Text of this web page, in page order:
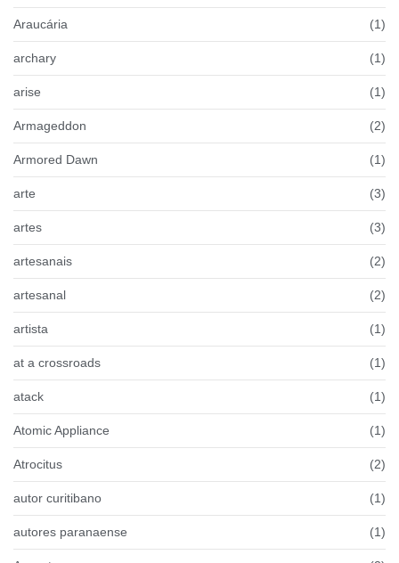
Araucária (1)
archary (1)
arise (1)
Armageddon (2)
Armored Dawn (1)
arte (3)
artes (3)
artesanais (2)
artesanal (2)
artista (1)
at a crossroads (1)
atack (1)
Atomic Appliance (1)
Atrocitus (2)
autor curitibano (1)
autores paranaense (1)